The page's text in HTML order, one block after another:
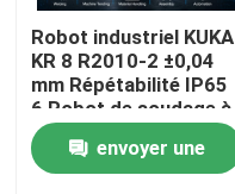
À la maison
Produits
Robot industriel KUKA
KR 8 R2010-2 ±0,04
mm Répétabilité IP65
6 Robot de soudage à
arc à axe et armoire
de commande KR C4
KR C5 KR C5-2
envoyer une